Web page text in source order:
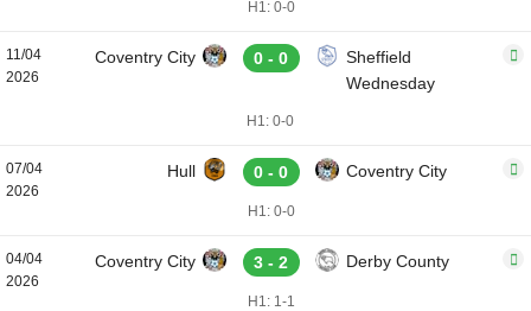
H1: 0-0
11/04
2026
Coventry City 0 - 0
Sheffield
Wednesday
H1: 0-0
07/04
2026
Hull 0 - 0 Coventry City
H1: 0-0
04/04
2026
Coventry City 3 - 2 Derby County
H1: 1-1